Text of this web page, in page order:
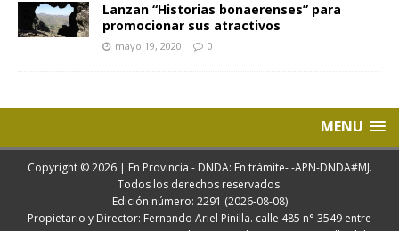
Lanzan “Historias bonaerenses” para
promocionar sus atractivos
mayo 19, 2020 0
MENU
Copyright © 2026 | En Provincia - DNDA: En trámite- -APN-DNDA#MJ.
Todos los derechos reservados.
Edición número: 2291 (2026-08-08)
Propietario y Director: Fernando Ariel Pinilla. calle 485 n° 3549 entre